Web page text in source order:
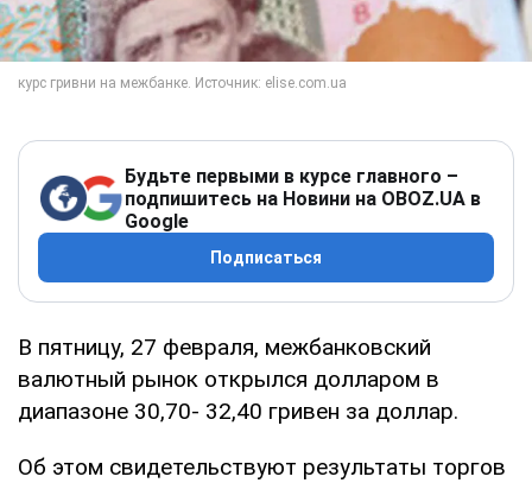
Будьте первыми в курсе главного –
подпишитесь на Новини на OBOZ.UA в
Google
Подписаться
В пятницу, 27 февраля, межбанковский
валютный рынок открылся долларом в
диапазоне 30,70- 32,40 гривен за доллар.
Об этом свидетельствуют результаты торгов